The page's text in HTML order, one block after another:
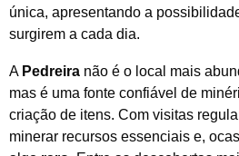
única, apresentando a
surgirem a cada dia.
A Pedreira não é o local mais
mas é uma fonte confiável de
criação de itens. Com visitas
minerar recursos essenciais e,